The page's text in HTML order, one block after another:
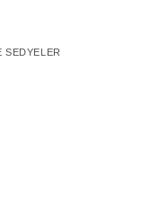
SEDYELER